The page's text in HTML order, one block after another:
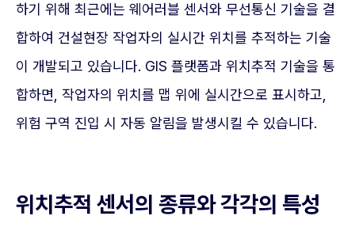
하기 위해 최근에는 웨어러블 센서와 무선통신 기술을 결
합하여 건설현장 작업자의 실시간 위치를 추적하는 기술
이 개발되고 있습니다. GIS 플랫폼과 위치추적 기술을 통
합하면, 작업자의 위치를 맵 위에 실시간으로 표시하고,
위험 구역 진입 시 자동 알림을 발생시킬 수 있습니다.
위치추적 센서의 종류와 각각의 특성